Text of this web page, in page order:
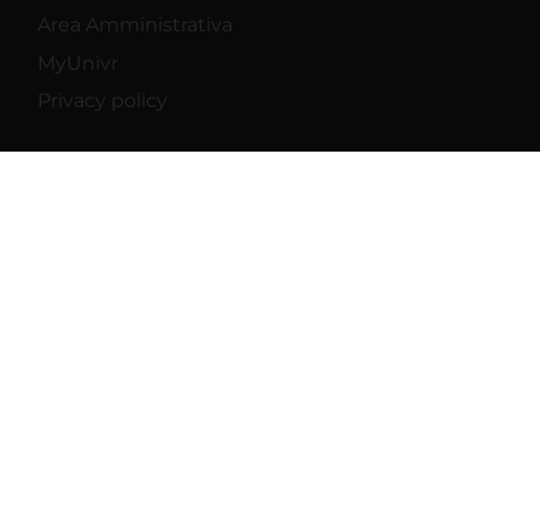
Area Amministrativa
MyUnivr
Privacy policy